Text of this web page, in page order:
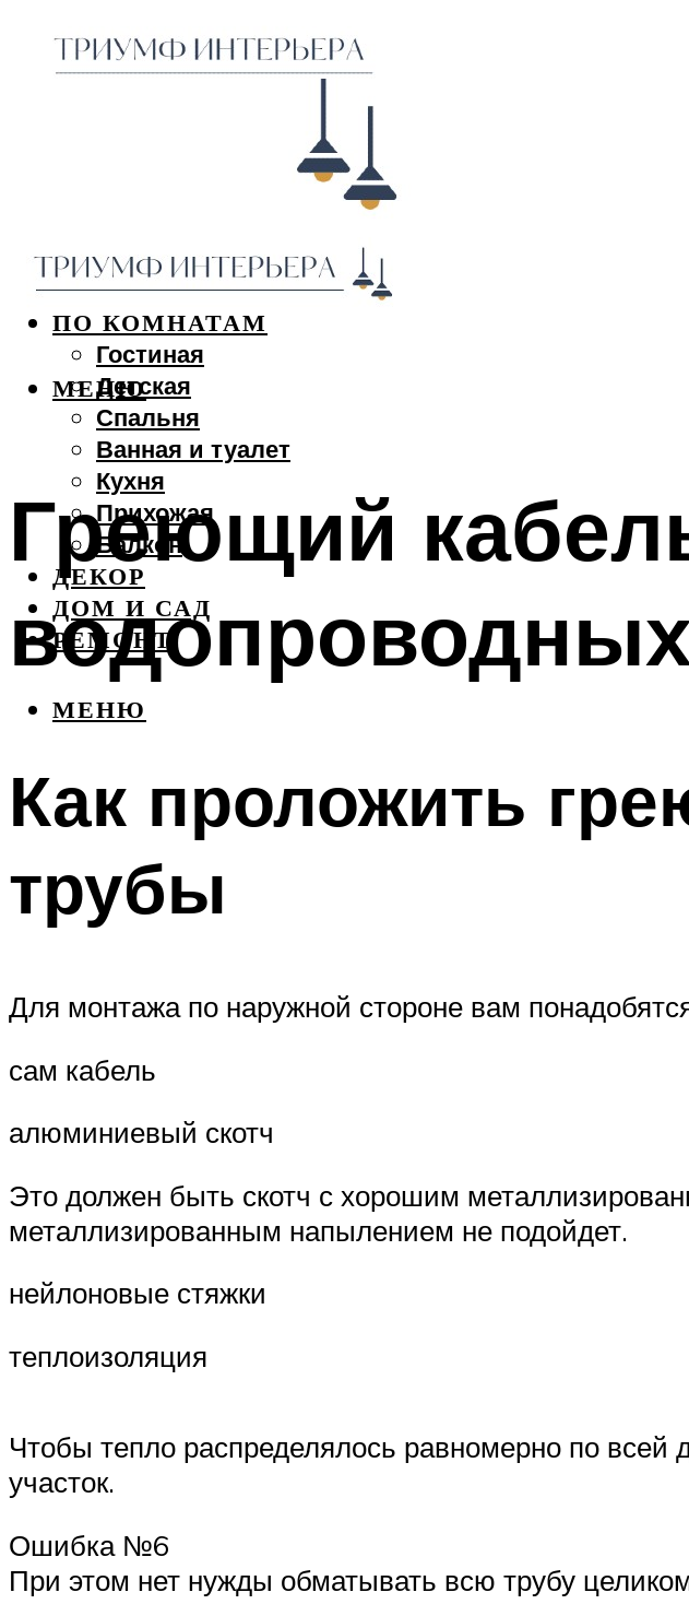
ДИЗАЙН ИНТЕРЬЕРА
ПО КОМНАТАМ
Гостиная
Детская
Спальня
Ванная и туалет
Кухня
Прихожая
Балкон
ДЕКОР
ДОМ И САД
РЕМОНТ
МЕНЮ
МЕНЮ
Греющий
Как проложить
трубы
Для монтажа по наружной стороне вам
сам кабель
алюминиевый скотч
Это должен быть скотч с хорошим
металлизированным напылением не подойдет.
нейлоновые стяжки
теплоизоляция
Чтобы тепло распределялось равномерно по
участок.
Ошибка №6
При этом нет нужды обматывать всю трубу